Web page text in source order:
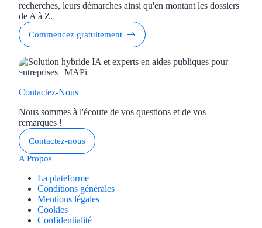
recherches, leurs démarches ainsi qu'en montant les dossiers
de A à Z.
Commencez gratuitement
Contactez-Nous
Nous sommes à l'écoute de vos questions et de vos
remarques !
Contactez-nous
A Propos
La plateforme
Conditions générales
Mentions légales
Cookies
Confidentialité